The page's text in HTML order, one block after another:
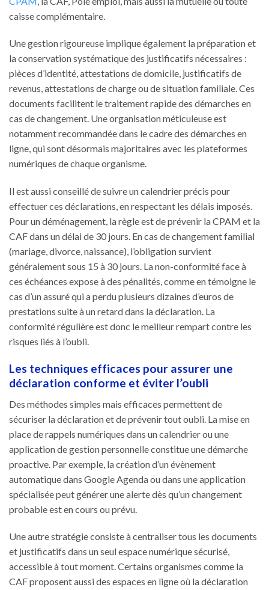
caisse complémentaire.
Une gestion rigoureuse implique également la préparation et
la conservation systématique des justificatifs nécessaires :
pièces d’identité, attestations de domicile, justificatifs de
revenus, attestations de charge ou de situation familiale. Ces
documents facilitent le traitement rapide des démarches en
cas de changement. Une organisation méticuleuse est
notamment recommandée dans le cadre des démarches en
ligne, qui sont désormais majoritaires avec les plateformes
numériques de chaque organisme.
Il est aussi conseillé de suivre un calendrier précis pour
effectuer ces déclarations, en respectant les délais imposés.
Pour un déménagement, la règle est de prévenir la CPAM et la
CAF dans un délai de 30 jours. En cas de changement familial
(mariage, divorce, naissance), l’obligation survient
généralement sous 15 à 30 jours. La non-conformité face à
ces échéances expose à des pénalités, comme en témoigne le
cas d’un assuré qui a perdu plusieurs dizaines d’euros de
prestations suite à un retard dans la déclaration. La
conformité régulière est donc le meilleur rempart contre les
risques liés à l’oubli.
Les techniques efficaces pour assurer une
déclaration conforme et éviter l’oubli
Des méthodes simples mais efficaces permettent de
sécuriser la déclaration et de prévenir tout oubli. La mise en
place de rappels numériques dans un calendrier ou une
application de gestion personnelle constitue une démarche
proactive. Par exemple, la création d’un évènement
automatique dans Google Agenda ou dans une application
spécialisée peut générer une alerte dès qu’un changement
probable est en cours ou prévu.
Une autre stratégie consiste à centraliser tous les documents
et justificatifs dans un seul espace numérique sécurisé,
accessible à tout moment. Certains organismes comme la
CAF proposent aussi des espaces en ligne où la déclaration